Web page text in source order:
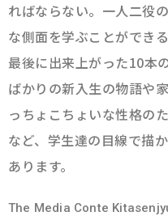
ればならない。一人二役
な側面を学ぶことができる
最後に出来上がった10本
ばかりの新入生の物語や
っちょこちょいな性格の
など、学生達の目線で描
あります。
The Media Conte